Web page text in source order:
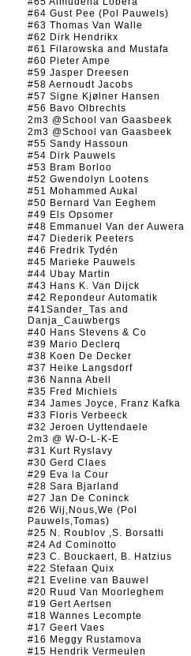
#64 Gust Pee (Pol Pauwels)
#63 Thomas Van Walle
#62 Dirk Hendrikx
#61 Filarowska and Mustafa
#60 Pieter Ampe
#59 Jasper Dreesen
#58 Aernoudt Jacobs
#57 Signe Kjølner Hansen
#56 Bavo Olbrechts
2m3 @School van Gaasbeek
2m3 @School van Gaasbeek
#55 Sandy Hassoun
#54 Dirk Pauwels
#53 Bram Borloo
#52 Gwendolyn Lootens
#51 Mohammed Aukal
#50 Bernard Van Eeghem
#49 Els Opsomer
#48 Emmanuel Van der Auwera
#47 Diederik Peeters
#46 Fredrik Tydén
#45 Marieke Pauwels
#44 Ubay Martin
#43 Hans K. Van Dijck
#42 Repondeur Automatik
#41Sander_Tas and
Danja_Cauwbergs
#40 Hans Stevens & Co
#39 Mario Declerq
#38 Koen De Decker
#37 Heike Langsdorf
#36 Nanna Abell
#35 Fred Michiels
#34 James Joyce, Franz Kafka
#33 Floris Verbeeck
#32 Jeroen Uyttendaele
2m3 @ W-O-L-K-E
#31 Kurt Ryslavy
#30 Gerd Claes
#29 Eva la Cour
#28 Sara Bjarland
#27 Jan De Coninck
#26 Wij,Nous,We (Pol
Pauwels,Tomas)
#25 N. Roublov ,S. Borsatti
#24 Ad Cominotto
#23 C. Bouckaert, B. Hatzius
#22 Stefaan Quix
#21 Eveline van Bauwel
#20 Ruud Van Moorleghem
#19 Gert Aertsen
#18 Wannes Lecompte
#17 Geert Vaes
#16 Meggy Rustamova
#15 Hendrik Vermeulen